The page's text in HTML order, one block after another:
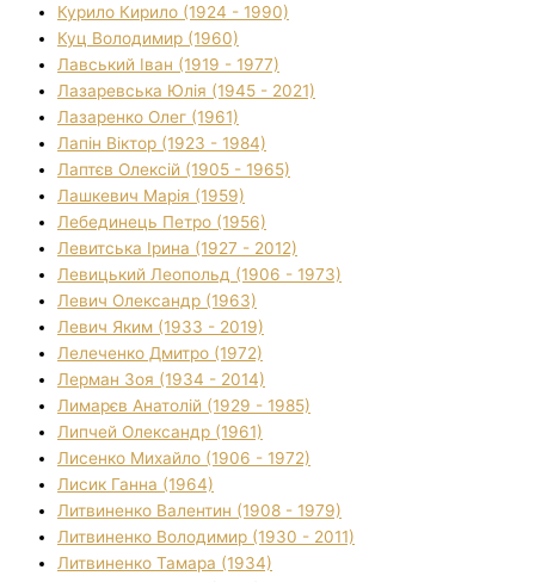
Курило Кирило (1924 - 1990)
Куц Володимир (1960)
Лавський Іван (1919 - 1977)
Лазаревська Юлія (1945 - 2021)
Лазаренко Олег (1961)
Лапін Віктор (1923 - 1984)
Лаптєв Олексій (1905 - 1965)
Лашкевич Марія (1959)
Лебединець Петро (1956)
Левитська Ірина (1927 - 2012)
Левицький Леопольд (1906 - 1973)
Левич Олександр (1963)
Левич Яким (1933 - 2019)
Лелеченко Дмитро (1972)
Лерман Зоя (1934 - 2014)
Лимарєв Анатолій (1929 - 1985)
Липчей Олександр (1961)
Лисенко Михайло (1906 - 1972)
Лисик Ганна (1964)
Литвиненко Валентин (1908 - 1979)
Литвиненко Володимир (1930 - 2011)
Литвиненко Тамара (1934)